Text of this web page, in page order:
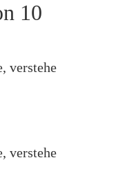
10
verstehe
verstehe